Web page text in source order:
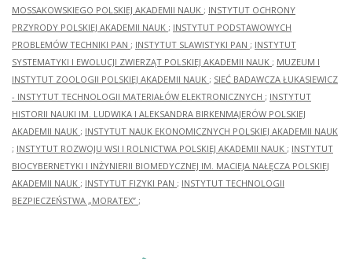
MOSSAKOWSKIEGO POLSKIEJ AKADEMII NAUK ; INSTYTUT OCHRONY
PRZYRODY POLSKIEJ AKADEMII NAUK ; INSTYTUT PODSTAWOWYCH
PROBLEMÓW TECHNIKI PAN ; INSTYTUT SLAWISTYKI PAN ; INSTYTUT
SYSTEMATYKI I EWOLUCJI ZWIERZĄT POLSKIEJ AKADEMII NAUK ; MUZEUM I
INSTYTUT ZOOLOGII POLSKIEJ AKADEMII NAUK ; SIEĆ BADAWCZA ŁUKASIEWICZ
- INSTYTUT TECHNOLOGII MATERIAŁÓW ELEKTRONICZNYCH ; INSTYTUT
HISTORII NAUKI IM. LUDWIKA I ALEKSANDRA BIRKENMAJERÓW POLSKIEJ
AKADEMII NAUK ; INSTYTUT NAUK EKONOMICZNYCH POLSKIEJ AKADEMII NAUK
; INSTYTUT ROZWOJU WSI I ROLNICTWA POLSKIEJ AKADEMII NAUK ; INSTYTUT
BIOCYBERNETYKI I INŻYNIERII BIOMEDYCZNEJ IM. MACIEJA NAŁĘCZA POLSKIEJ
AKADEMII NAUK ; INSTYTUT FIZYKI PAN ; INSTYTUT TECHNOLOGII
BEZPIECZEŃSTWA „MORATEX” ;